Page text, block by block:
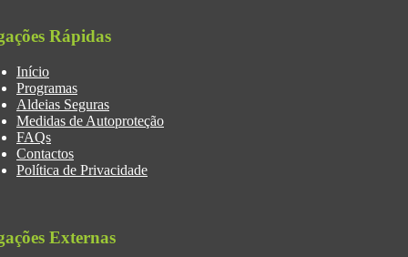
Rápidas
Início
Programas
Aldeias Seguras
Medidas de Autoproteção
FAQs
Contactos
Política de Privacidade
Externas